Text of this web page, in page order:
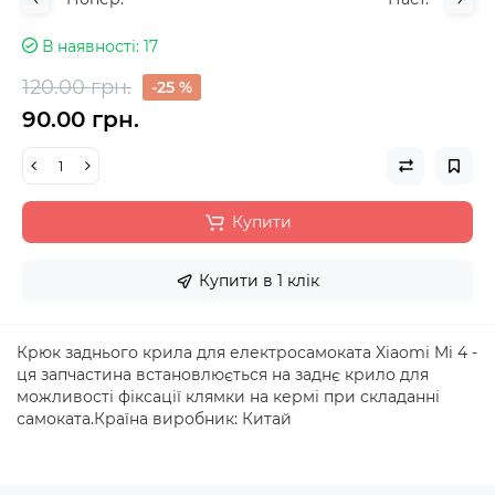
В наявності 17
120.00 грн. -25 %
90.00 грн.
Купити
Купити в 1 клік
Крюк заднього крила для електросамоката Xiaomi Mi 4 -
ця запчастина встановлюється на заднє крило для
можливості фіксації клямки на кермі при складанні
самоката.Країна виробник: Китай